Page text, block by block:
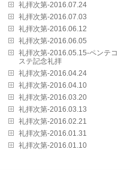
礼拝次第-2016.07.24
礼拝次第-2016.07.03
礼拝次第-2016.06.12
礼拝次第-2016.06.05
礼拝次第-2016.05.15-ペンテコ
ステ記念礼拝
礼拝次第-2016.04.24
礼拝次第-2016.04.10
礼拝次第-2016.03.20
礼拝次第-2016.03.13
礼拝次第-2016.02.21
礼拝次第-2016.01.31
礼拝次第-2016.01.10